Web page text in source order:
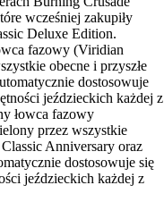
wcześniej zakupiły
Deluxe Edition.
fazowy (Viridian
obecne i przyszłe
dostosowuje
jeździeckich każdej z
łowca fazowy
przez wszystkie
Anniversary oraz
dostosowuje się
jeździeckich każdej z